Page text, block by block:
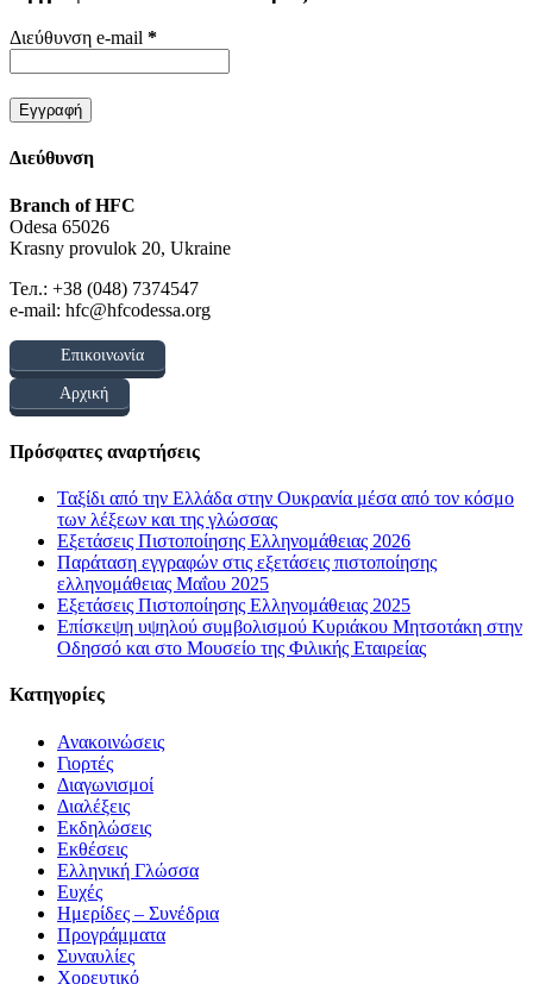
Διεύθυνση e-mail *
Διεύθυνση
Branch of HFC
Odesa 65026
Krasny provulok 20, Ukraine
Тел.: +38 (048) 7374547
e-mail: hfc@hfcodessa.org
Επικοινωνία
Αρχική
Πρόσφατες αναρτήσεις
Ταξίδι από την Ελλάδα στην Ουκρανία μέσα από τον κόσμο
των λέξεων και της γλώσσας
Εξετάσεις Πιστοποίησης Ελληνομάθειας 2026
Παράταση εγγραφών στις εξετάσεις πιστοποίησης
ελληνομάθειας Μαΐου 2025
Εξετάσεις Πιστοποίησης Ελληνομάθειας 2025
Επίσκεψη υψηλού συμβολισμού Κυριάκου Μητσοτάκη στην
Οδησσό και στο Μουσείο της Φιλικής Εταιρείας
Kατηγορίες
Ανακοινώσεις
Γιορτές
Διαγωνισμοί
Διαλέξεις
Εκδηλώσεις
Εκθέσεις
Ελληνική Γλώσσα
Ευχές
Ημερίδες – Συνέδρια
Προγράμματα
Συναυλίες
Χορευτικό